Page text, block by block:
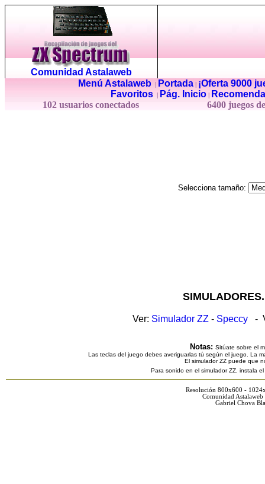
Comunidad Astalaweb
Menú Astalaweb| Portada|
¡Oferta 9000
Favoritos
Pág. Inicio
102 usuarios conectados
6400 juegos
Selecciona tamaño:
Ver: Simulador ZZ - Speccy -
Notas: Sitúate sobre el
Las teclas del juego debes averiguarlas tú según el juego. La
El simulador ZZ puede que
Para sonido en el simulador ZZ, instala
Resolución 800x600 -
Comunidad
Gabriel Chova